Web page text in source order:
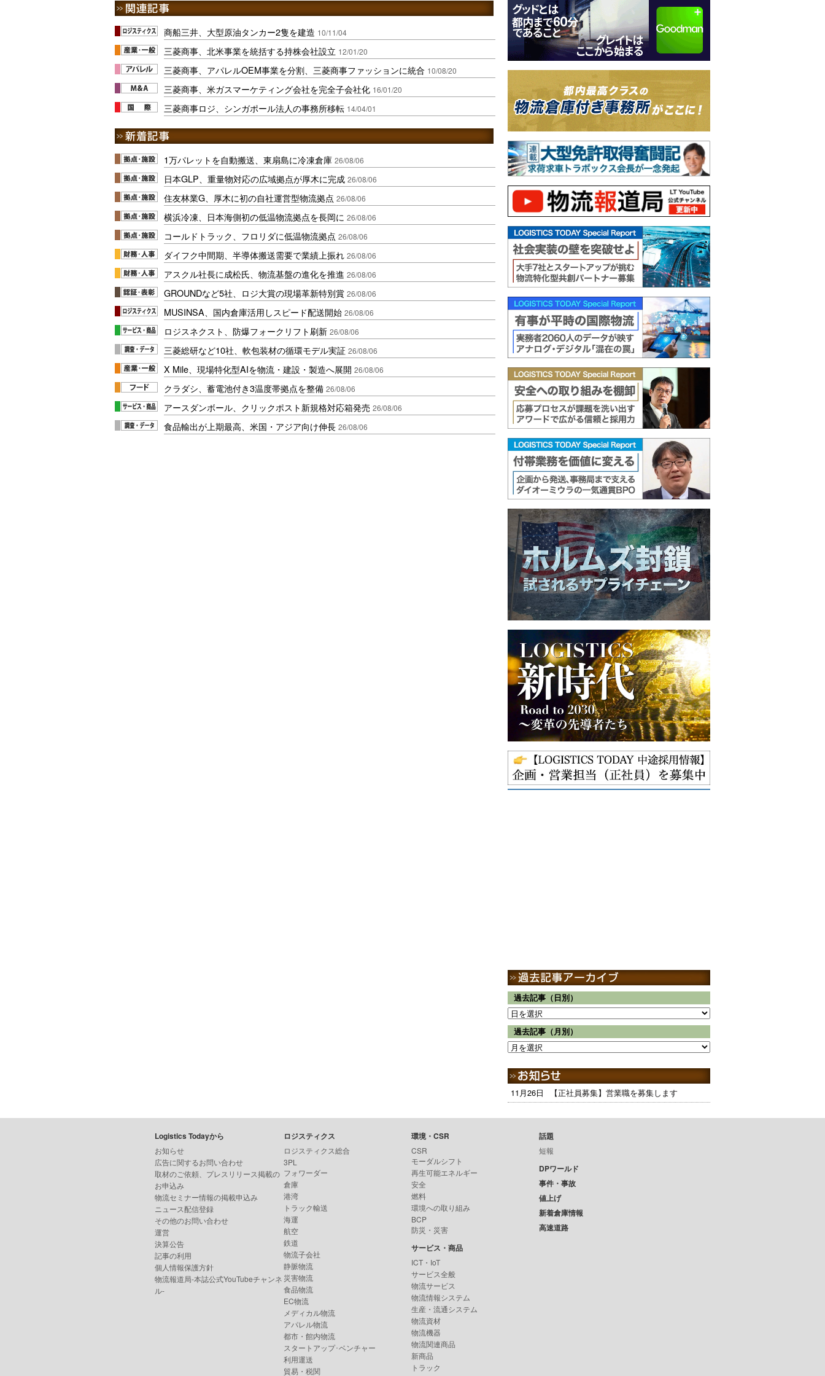
商船三井、大型原油タンカー2隻を建造 10/11/04
三菱商事、北米事業を統括する持株会社設立 12/01/20
三菱商事、アパレルOEM事業を分割、三菱商事ファッションに統合 10/08/20
三菱商事、米ガスマーケティング会社を完全子会社化 16/01/20
三菱商事ロジ、シンガポール法人の事務所移転 14/04/01
1万パレットを自動搬送、東扇島に冷凍倉庫 26/08/06
日本GLP、重量物対応の広域拠点が厚木に完成 26/08/06
住友林業G、厚木に初の自社運営型物流拠点 26/08/06
横浜冷凍、日本海側初の低温物流拠点を長岡に 26/08/06
コールドトラック、フロリダに低温物流拠点 26/08/06
ダイフク中間期、半導体搬送需要で業績上振れ 26/08/06
アスクル社長に成松氏、物流基盤の進化を推進 26/08/06
GROUNDなど5社、ロジ大賞の現場革新特別賞 26/08/06
MUSINSA、国内倉庫活用しスピード配送開始 26/08/06
ロジスネクスト、防爆フォークリフト刷新 26/08/06
三菱総研など10社、軟包装材の循環モデル実証 26/08/06
X Mile、現場特化型AIを物流・建設・製造へ展開 26/08/06
クラダシ、蓄電池付き3温度帯拠点を整備 26/08/06
アースダンボール、クリックポスト新規格対応箱発売 26/08/06
食品輸出が上期最高、米国・アジア向け伸長 26/08/06
過去記事（日別）
過去記事（月別）
11月26日 【正社員募集】営業職を募集します
Logistics Todayから
お知らせ
広告に関するお問い合わせ
取材のご依頼、プレスリリース掲載の
お申込み
物流セミナー情報の掲載申込み
ニュース配信登録
その他のお問い合わせ
運営
決算公告
記事の利用
個人情報保護方針
物流報道局-本誌公式YouTubeチャンネ
ル-
ロジスティクス
ロジスティクス総合
3PL
フォワーダー
倉庫
港湾
トラック輸送
海運
航空
鉄道
物流子会社
静脈物流
災害物流
食品物流
EC物流
メディカル物流
アパレル物流
都市・館内物流
スタートアップ･ベンチャー
利用運送
貿易・税関
環境・CSR
CSR
モーダルシフト
再生可能エネルギー
安全
燃料
環境への取り組み
BCP
防災・災害
サービス・商品
ICT・IoT
サービス全般
物流サービス
物流情報システム
生産・流通システム
物流資材
物流機器
物流関連商品
新商品
トラック
話題
短報
DPワールド
事件・事故
値上げ
新着倉庫情報
高速道路